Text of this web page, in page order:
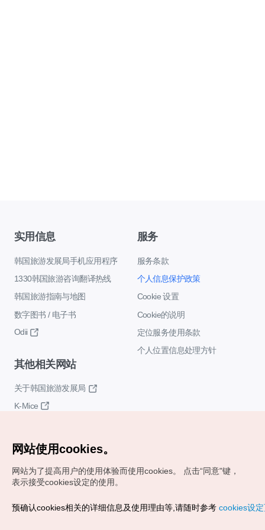
实用信息
韩国旅游发展局手机应用程序
1330韩国旅游咨询翻译热线
韩国旅游指南与地图
数字图书 / 电子书
Odii
服务
服务条款
个人信息保护政策
Cookie 设置
Cookie的说明
定位服务使用条款
个人位置信息处理方针
其他相关网站
关于韩国旅游发展局
K-Mice
Copyrights (c) 韩国旅游发展局版权所有
网站使用cookies。
网站为了提高用户的使用体验而使用cookies。
点击“同意"键，
表示接受cookies设定的使用。
预确认cookies相关的详细信息及使用理由等,请随时参考 cookies设